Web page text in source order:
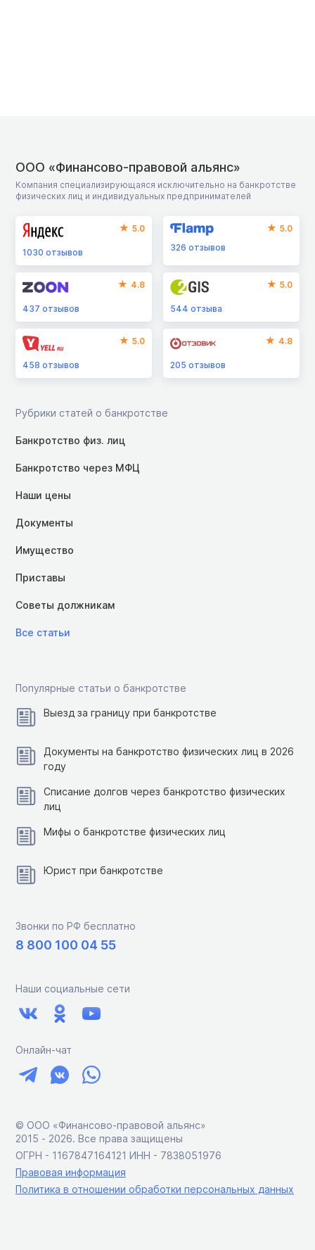
ООО «Финансово-правовой альянс»
Компания специализирующаяся исключительно на банкротстве
физических лиц и индивидуальных предпринимателей
5.0
1030 отзывов
5.0
326отзывов
4.8
437 отзывов
5.0
544отзыва
5.0
458 отзывов
4.8
205отзывов
Рубрики статей о банкротстве
Банкротство физ. лиц
Банкротство через МФЦ
Наши цены
Документы
Имущество
Приставы
Советы должникам
Все статьи
Популярные статьи о банкротстве
Выезд за границу при банкротстве
Документы на банкротство физических лиц в 2026
году
Списание долгов через банкротство физических
лиц
Мифы о банкротстве физических лиц
Юрист при банкротстве
Звонки по РФ бесплатно
8 800 100 04 55
Наши социальные сети
Онлайн-чат
© ООО «Финансово-правовой альянс»
2015 ‑ 2026. Все права защищены
ОГРН - 1167847164121 ИНН - 7838051976
Правовая информация
Политика в отношении обработки персональных данных